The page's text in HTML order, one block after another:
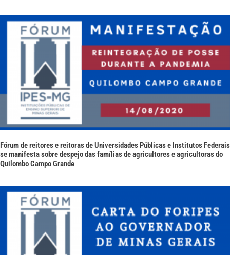
Fórum de reitores e reitoras de Universidades Públicas e Institutos Federais
se manifesta sobre despejo das famílias de agricultores e agricultoras do
Quilombo Campo Grande